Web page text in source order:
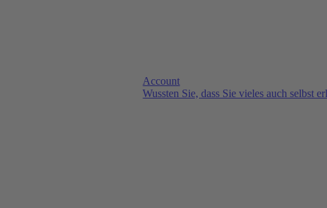
Account
Wussten Sie, dass Sie vieles auch selbst